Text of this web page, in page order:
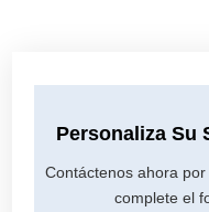
Personaliza Su
Contáctenos ahora por
complete el